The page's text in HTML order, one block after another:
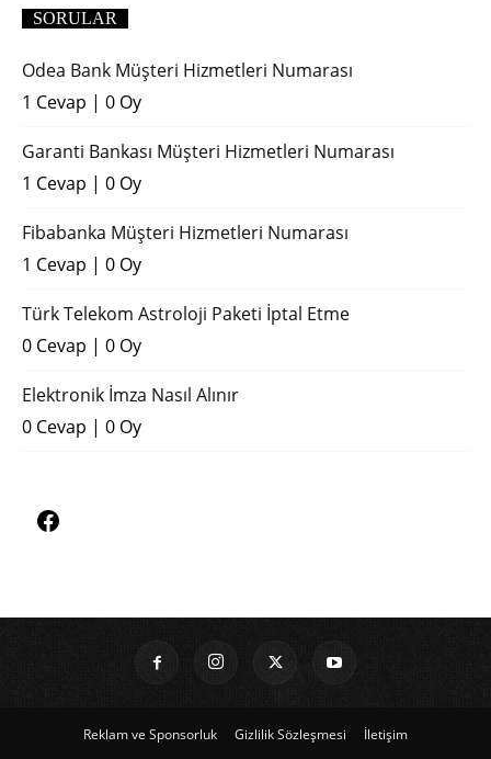
SORULAR
Odea Bank Müşteri Hizmetleri Numarası
1 Cevap | 0 Oy
Garanti Bankası Müşteri Hizmetleri Numarası
1 Cevap | 0 Oy
Fibabanka Müşteri Hizmetleri Numarası
1 Cevap | 0 Oy
Türk Telekom Astroloji Paketi İptal Etme
0 Cevap | 0 Oy
Elektronik İmza Nasıl Alınır
0 Cevap | 0 Oy
Reklam ve Sponsorluk Gizlilik Sözleşmesi İletişim